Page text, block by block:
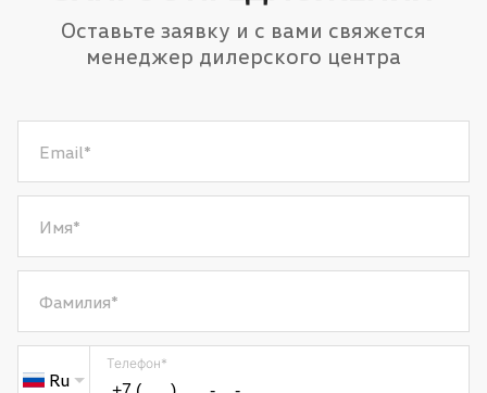
Система помощи при старте в гору (HSA)
Система помощи при спуске
Складывающееся заднее сиденье
Регулировка передних сидений по высоте
Оставьте заявку и с вами свяжется
менеджер дилерского центра
Email*
Имя*
Фамилия*
Ru
Телефон*